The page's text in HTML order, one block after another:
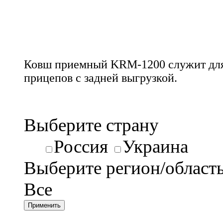
Ковш приемный KRM-1200 служит
прицепов с задней выгрузкой.
Выберите страну
Россия
Украина
Выберите регион/
Все